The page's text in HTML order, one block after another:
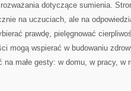
dotyczące sumienia.
na uczuciach, ale na
prawdę, pielęgnować
mogą wspierać w budowaniu
na małe gesty: w domu, w pracy,